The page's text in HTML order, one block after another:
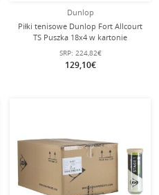
Dunlop
Piłki tenisowe Dunlop Fort Allcourt
TS Puszka 18x4 w kartonie
SRP: 224,82€
129,10€